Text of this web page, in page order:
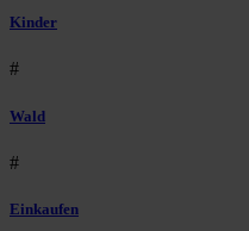
Kinder
#
Wald
#
Einkaufen